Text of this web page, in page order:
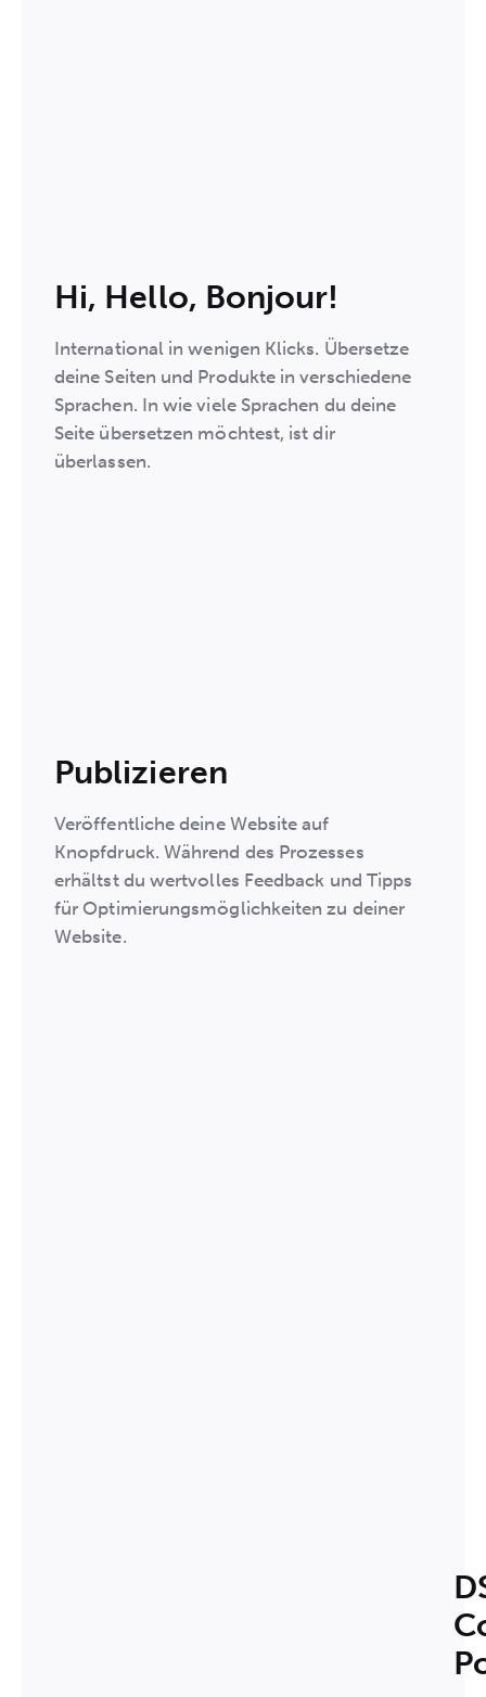
Hi, Hello, Bonjour!
International in wenigen Klicks. Übersetze
deine Seiten und Produkte in verschiedene
Sprachen. In wie viele Sprachen du deine
Seite übersetzen möchtest, ist dir
überlassen.
Publizieren
Veröffentliche deine Website auf
Knopfdruck. Während des Prozesses
erhältst du wertvolles Feedback und Tipps
für Optimierungsmöglichkeiten zu deiner
Website.